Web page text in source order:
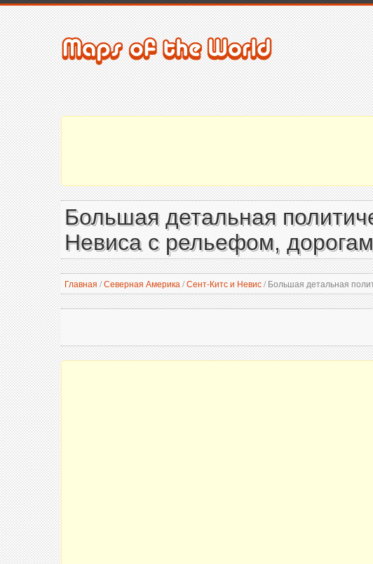
Большая детальная
Невиса с рельефом,
Главная /Северная Америка /Сент-Китс и Невис/Большая детальная